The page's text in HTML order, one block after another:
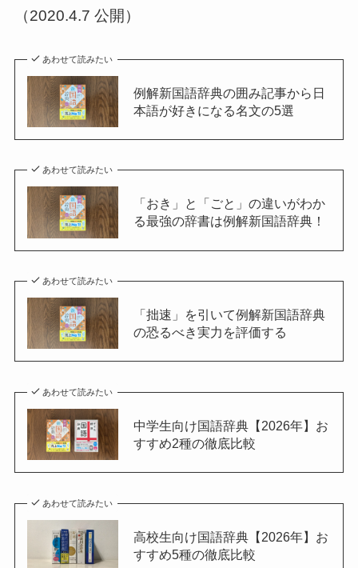
（2020.4.7 公開）
あわせて読みたい
例解新国語辞典の囲み記事から日
本語が好きになる名文の5選
あわせて読みたい
「おき」と「ごと」の違いがわか
る最強の辞書は例解新国語辞典！
あわせて読みたい
「拙速」を引いて例解新国語辞典
の恐るべき実力を評価する
あわせて読みたい
中学生向け国語辞典【2026年】お
すすめ2種の徹底比較
あわせて読みたい
高校生向け国語辞典【2026年】お
すすめ5種の徹底比較